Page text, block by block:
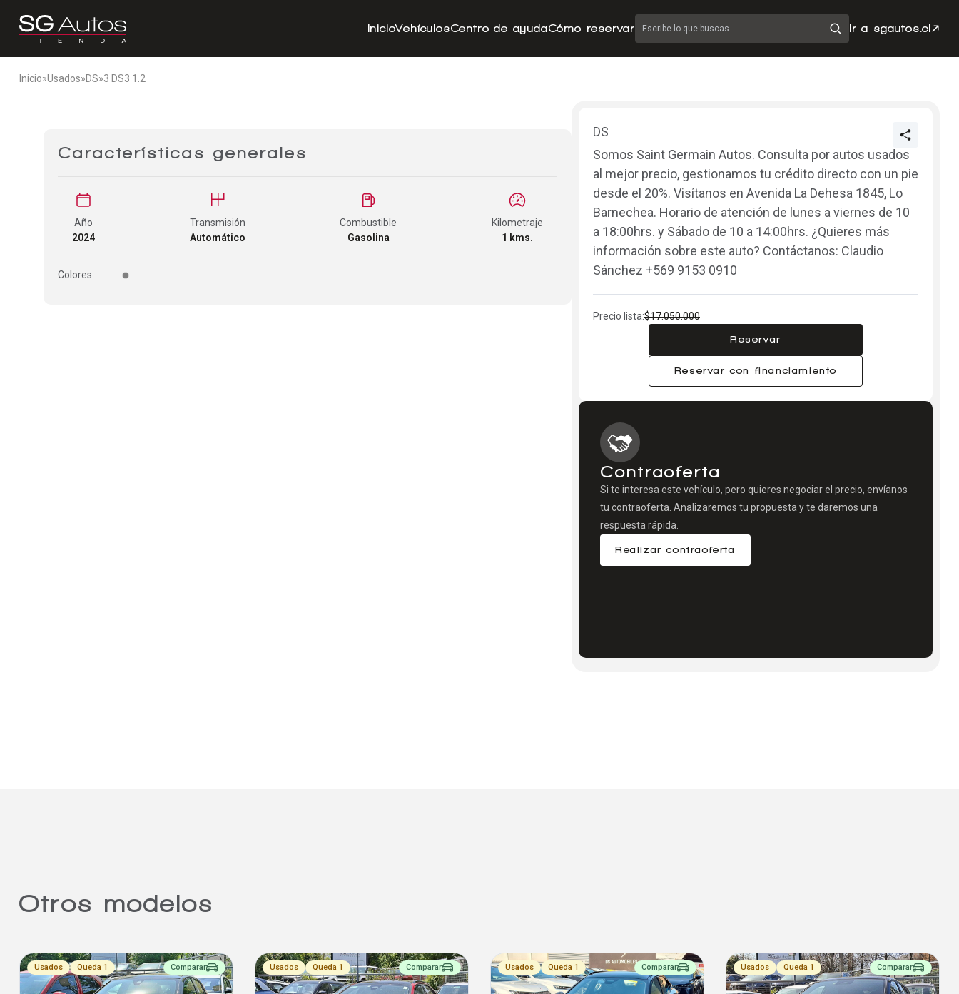
InicioVehículosCentro de ayudaCómo reservar Escribe lo que buscas Ir a sgautos.cl
Inicio»Usados»DS»3 DS3 1.2
DS
Somos Saint Germain Autos. Consulta por autos usados
al mejor precio, gestionamos tu crédito directo con un pie
desde el 20%. Visítanos en Avenida La Dehesa 1845, Lo
Barnechea. Horario de atención de lunes a viernes de 10
a 18:00hrs. y Sábado de 10 a 14:00hrs. ¿Quieres más
información sobre este auto? Contáctanos: Claudio
Sánchez +569 9153 0910
Precio lista:$17.050.000
Reservar
Reservar con financiamiento
Contraoferta
Si te interesa este vehículo, pero quieres negociar el precio, envíanos
tu contraoferta. Analizaremos tu propuesta y te daremos una
respuesta rápida.
Realizar contraoferta
Características generales
Año
2024
Transmisión
Automático
Combustible
Gasolina
Kilometraje
1 kms.
Colores:
Otros modelos
Usados Queda 1 Comparar Usados Queda 1 Comparar Usados Queda 1 Comparar Usados Queda 1 Comparar